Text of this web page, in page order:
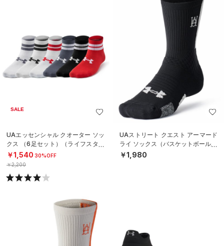
SALE
UAエッセンシャル クオーター ソッ
クス （6足セット）（ライフスタイ
ル/KIDS）
￥1,540 30%OFF
￥2,200
UAストリート クエスト アーマード
ライ ソックス（バスケットボール/U
NISEX）
￥1,980